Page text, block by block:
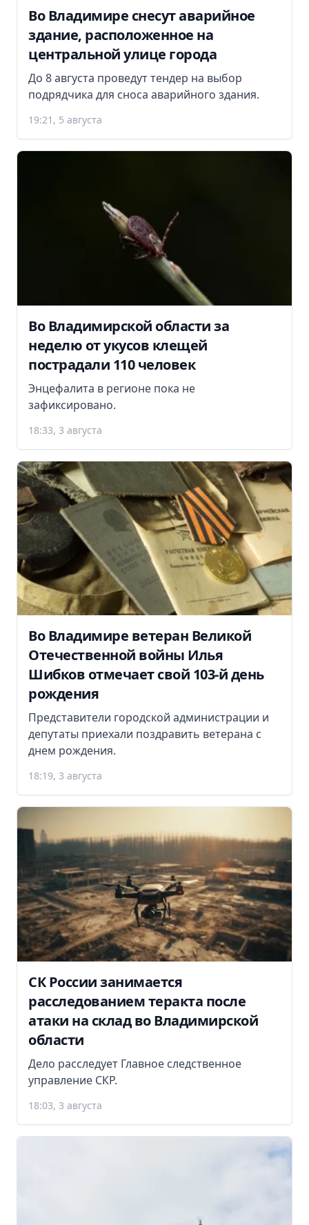
Во Владимире снесут аварийное
здание, расположенное на
центральной улице города
До 8 августа проведут тендер на выбор
подрядчика для сноса аварийного здания.
19:21, 5 августа
Во Владимирской области за
неделю от укусов клещей
пострадали 110 человек
Энцефалита в регионе пока не
зафиксировано.
18:33, 3 августа
Во Владимире ветеран Великой
Отечественной войны Илья
Шибков отмечает свой 103-й день
рождения
Представители городской администрации и
депутаты приехали поздравить ветерана с
днем рождения.
18:19, 3 августа
СК России занимается
расследованием теракта после
атаки на склад во Владимирской
области
Дело расследует Главное следственное
управление СКР.
18:03, 3 августа